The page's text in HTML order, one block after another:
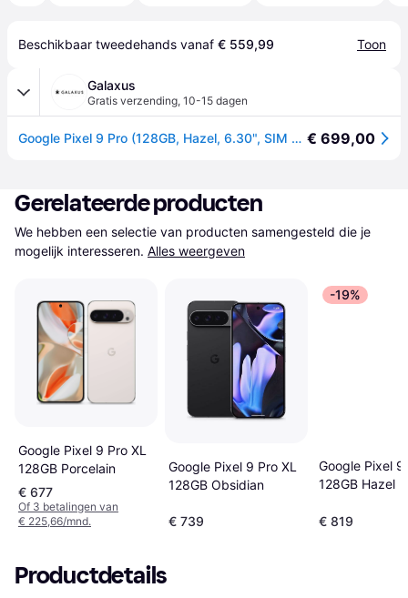
Beschikbaar tweedehands vanaf € 559,99 Toon
Galaxus
Gratis verzending, 10-15 dagen
Google Pixel 9 Pro (128GB, Hazel, 6.30", SIM + eSIM, 5G), Smartphone, Groen € 699,00
Gerelateerde producten
We hebben een selectie van producten samengesteld die je
mogelijk interesseren. Alles weergeven
Google Pixel 9 Pro XL
128GB Porcelain
€ 677
Of 3 betalingen van
€ 225,66/mnd.
Google Pixel 9 Pro XL
128GB Obsidian
€ 739
-19%
Google Pixel 9
128GB Hazel
€ 819
Productdetails